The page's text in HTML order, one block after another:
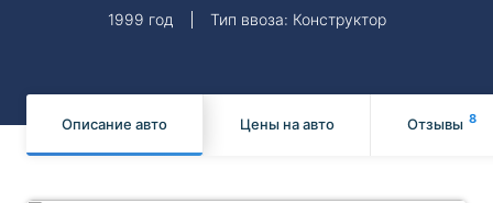
1999 год Тип ввоза: Конструктор
Описание авто Цены на авто Отзывы 8